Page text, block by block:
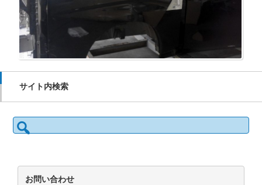
サイト内検索
検
索:
お問い合わせ